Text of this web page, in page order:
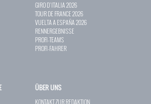
GIRO D`ITALIA 2026
TOUR DE FRANCE 2026
VUELTA A ESPAÑA 2026
RENNERGEBNISSE
PROFI-TEAMS
PROFI-FAHRER
ÜBER UNS
KONTAKT ZUR REDAKTION